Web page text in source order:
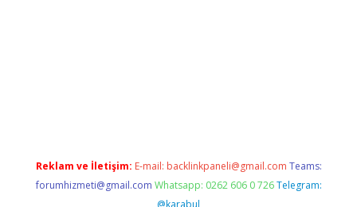
Reklam ve İletişim: E-mail: backlinkpaneli@gmail.com Teams:
forumhizmeti@gmail.com Whatsapp: 0262 606 0 726 Telegram:
@karabul